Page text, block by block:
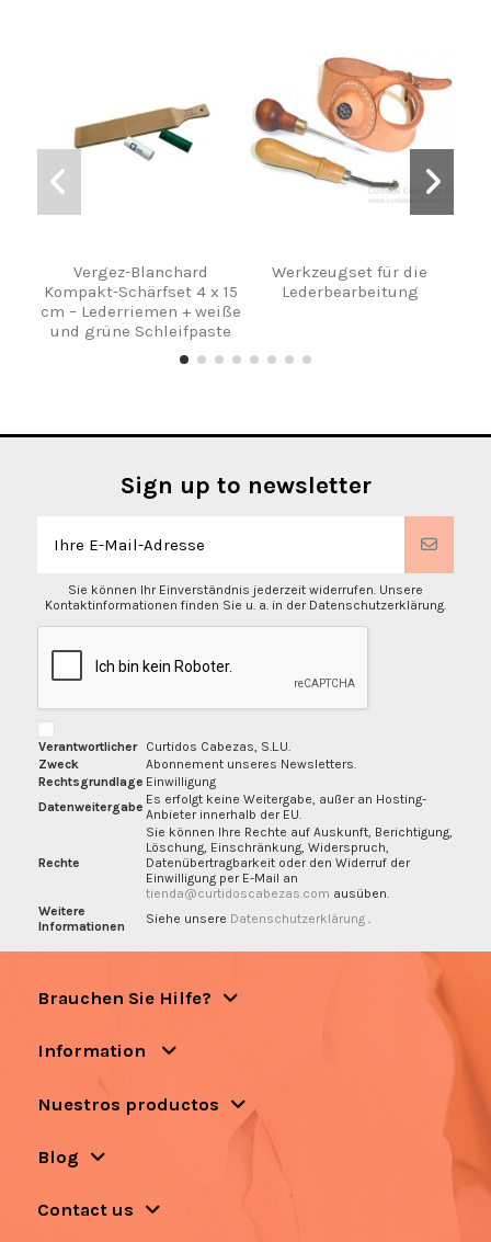
Vergez-Blanchard
Kompakt-Schärfset 4 x 15
cm – Lederriemen + weiße
und grüne Schleifpaste
Werkzeugset für die
Lederbearbeitung
Sign up to newsletter
Sie können Ihr Einverständnis jederzeit widerrufen. Unsere
Kontaktinformationen finden Sie u. a. in der Datenschutzerklärung.
Verantwortlicher
Curtidos Cabezas, S.L.U.
Zweck
Abonnement unseres Newsletters.
Rechtsgrundlage Einwilligung
Datenweitergabe Es erfolgt keine Weitergabe, außer an Hosting-
Anbieter innerhalb der EU.
Rechte
Sie können Ihre Rechte auf Auskunft, Berichtigung,
Löschung, Einschränkung, Widerspruch,
Datenübertragbarkeit oder den Widerruf der
Einwilligung per E-Mail an
tienda@curtidoscabezas.com ausüben.
Weitere
Informationen
Siehe unsere Datenschutzerklärung
Brauchen Sie Hilfe?
Information
Nuestros productos
Blog
Contact us